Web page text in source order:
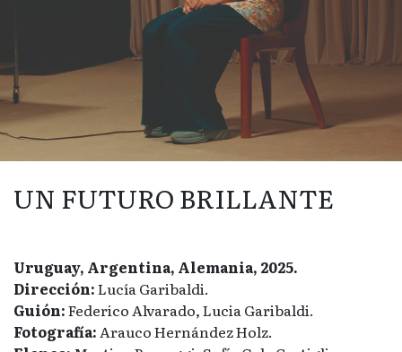
UN FUTURO BRILLANTE
Uruguay, Argentina, Alemania, 2025.
Dirección:Lucía Garibaldi.
Guión:Federico Alvarado, Lucia Garibaldi.
Fotografía:Arauco Hernández Holz.